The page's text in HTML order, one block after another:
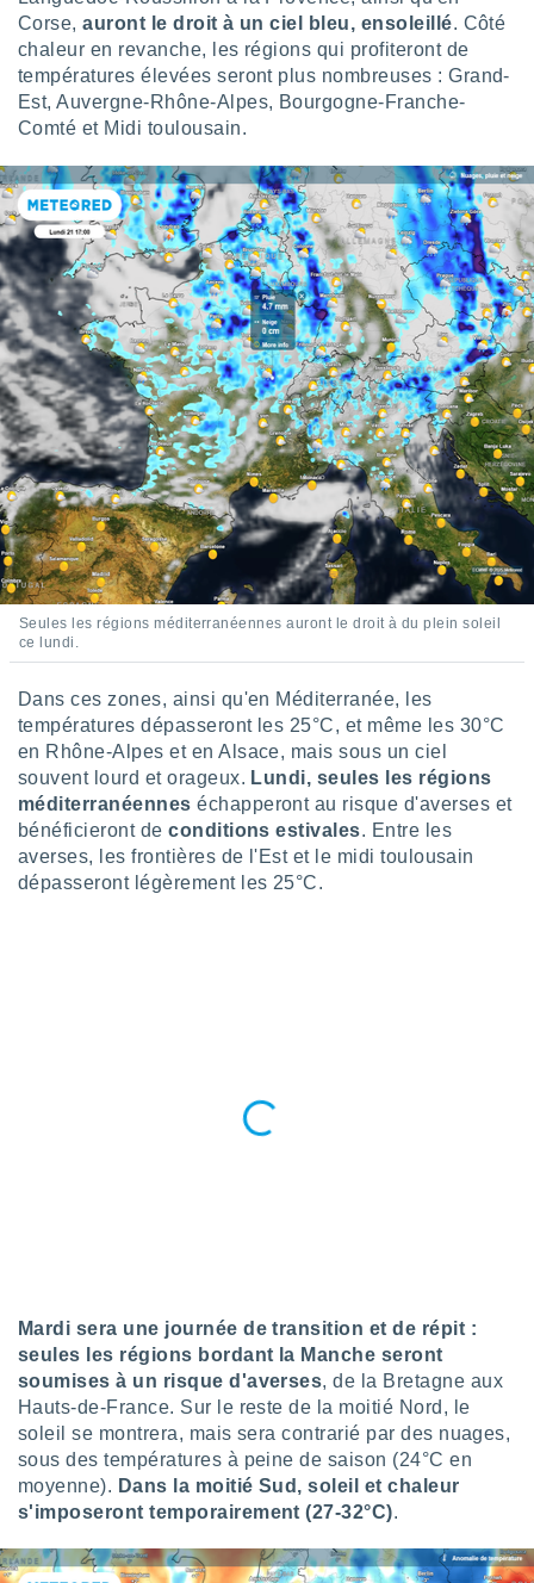
votre
à
en
le
des
au
de
web.
les
pas
de
vous
à
cas,
que
des
notre
le
en
Corse,auront le droit à un ciel bleu, ensoleillé. Côté
chaleur en revanche, les régions qui profiteront de
températures élevées seront plus nombreuses : Grand-
Est, Auvergne-Rhône-Alpes, Bourgogne-Franche-
Comté et Midi toulousain.
Seules les régions méditerranéennes auront le droit à du plein soleil
ce lundi.
Dans ces zones, ainsi qu'en Méditerranée, les
températures dépasseront les 25°C, et même les 30°C
en Rhône-Alpes et en Alsace, mais sous un ciel
souvent lourd et orageux. Lundi, seules les régions
méditerranéennes échapperont au risque d'averses et
bénéficieront deconditions estivales. Entre les
averses, les frontières de l'Est et le midi toulousain
dépasseront légèrement les 25°C.
Mardi sera une journée de transition et de répit :
seules les régions bordant la Manche seront
soumises à un risque d'averses, de la Bretagne aux
Hauts-de-France. Sur le reste de la moitié Nord, le
soleil se montrera, mais sera contrarié par des nuages,
sous des températures à peine de saison (24°C en
moyenne). Dans la moitié Sud, soleil et chaleur
s'imposeront temporairement (27-32°C).